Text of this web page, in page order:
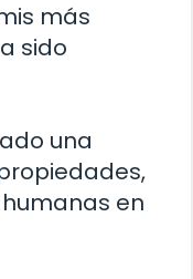
más
sido
una
en